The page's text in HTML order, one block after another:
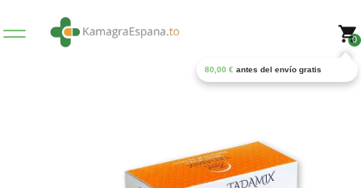
0
80,00 € antes del envío gratis